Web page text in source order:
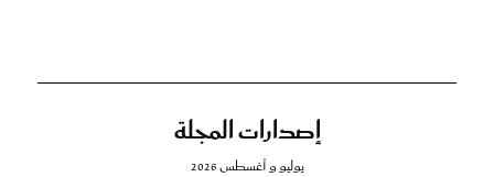
إصدارات المجلة
يوليو و أغسطس 2026